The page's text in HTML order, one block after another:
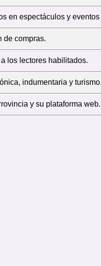
en espectáculos y
de compras.
los lectores habilitados.
indumentaria y
y su plataforma web.